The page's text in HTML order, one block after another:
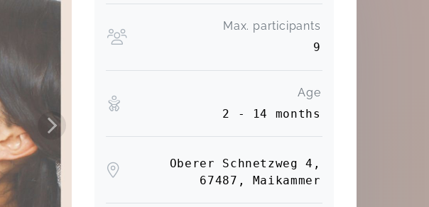
Max. participants
9
Age
2 - 14 months
Oberer Schnetzweg 4,
67487, Maikammer